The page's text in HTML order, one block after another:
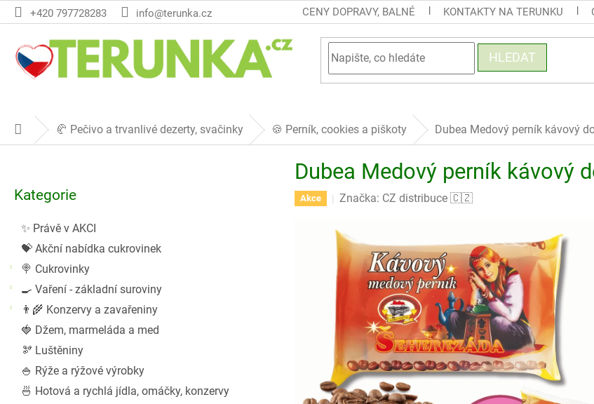
Přejít
na
+420 797728283 info@terunka.cz CENY DOPRAVY, BALNÉ KONTAKTY NA TERUNKU
HLEDAT
Domů 🥐 Pečivo a trvanlivé dezerty, svačinky 🍪 Perník, cookies a piškoty Dubea Medový perník kávový
kategorie
Kategorie
✨ Právě v AKCI
💝 Akční nabídka cukrovinek
🍭 Cukrovinky
🍳 Vaření - základní suroviny
👨‍🌾 Konzervy a zavařeniny
🍓 Džem, marmeláda a med
🫘 Luštěniny
🍚 Rýže a rýžové výrobky
🍜 Hotová a rychlá jídla, omáčky, konzervy
Dubea Medový perník kávový
Akce Značka: CZ distribuce 🇨🇿